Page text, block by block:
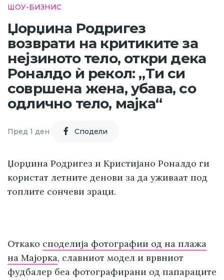
ШОУ-БИЗНИС
Џорџина Родригез
возврати на критиките за
нејзиното тело, откри дека
Роналдо ѝ рекол: „Ти си
совршена жена, убава, со
одлично тело, мајка“
Пред 1 ден Cподели
Џорџина Родригез и Кристијано Роналдо ги
користат летните денови за да уживаат под
топлите сончеви зраци.
Откако споделија фотографии од на плажа
на Мајорка, славниот модел и врвниот
фудбалер беа фотографирани од папараците